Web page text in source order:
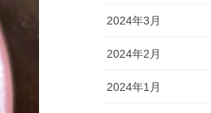
2024年3月
2024年2月
2024年1月